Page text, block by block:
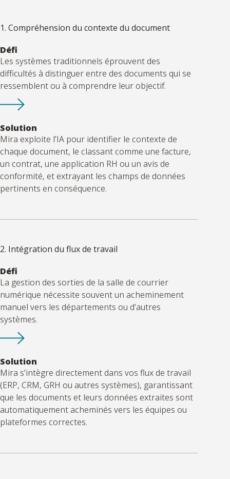
1. Compréhension du contexte du document
Défi
Les systèmes traditionnels éprouvent des
difficultés à distinguer entre des documents qui se
ressemblent ou à comprendre leur objectif.
Solution
Mira exploite l’IA pour identifier le contexte de
chaque document, le classant comme une facture,
un contrat, une application RH ou un avis de
conformité, et extrayant les champs de données
pertinents en conséquence.
2. Intégration du flux de travail
Défi
La gestion des sorties de la salle de courrier
numérique nécessite souvent un acheminement
manuel vers les départements ou d’autres
systèmes.
Solution
Mira s’intègre directement dans vos flux de travail
(ERP, CRM, GRH ou autres systèmes), garantissant
que les documents et leurs données extraites sont
automatiquement acheminés vers les équipes ou
plateformes correctes.